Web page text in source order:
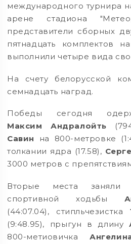
международного турнира
арене стадиона
представители сборных
пятнадцать комплектов
выполнили четыре вида
На счету белорусской
семнадцать наград.
Победы сегодня
Максим Андралойть
Савин
на 800-метровке
толкании ядра (17.58),
3000 метров с
Вторые места заняли
спортивной ходьбы
(44:07.04), стипльчезистка
(9:48.95), прыгун в длину
800-метиовичка